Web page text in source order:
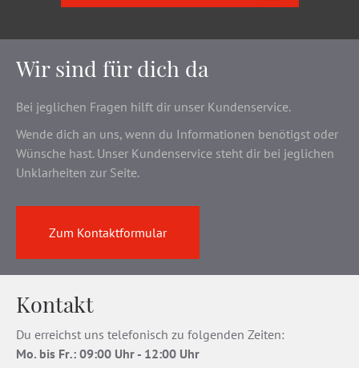
Wir sind für dich da
Bei jeglichen Fragen hilft dir unser Kundenservice.
Wende dich an uns, wenn du Informationen benötigst oder
Wünsche hast. Unser Kundenservice steht dir bei jeglichen
Unklarheiten zur Seite.
Zum Kontaktformular
Kontakt
Du erreichst uns telefonisch zu folgenden Zeiten:
Mo. bis Fr.: 09:00 Uhr - 12:00 Uhr